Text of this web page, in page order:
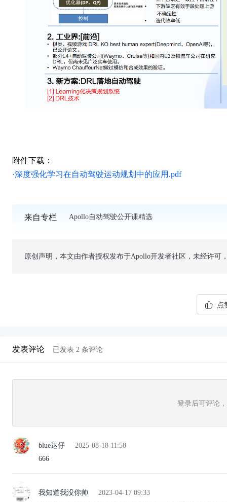
附件下载：
·深度强化学习在自动驾驶运动规划中的应用.pdf
来自专栏 Apollo自动驾驶公开课精选
原创声明，本文由作者授权发布于Apollo开发者社区，未经许可
点
发表评论 已发表 2 条评论
登录后可评论
blue达仔
2025-08-18 11:58
666
我知道我没你帅
2023-04-17 09:33